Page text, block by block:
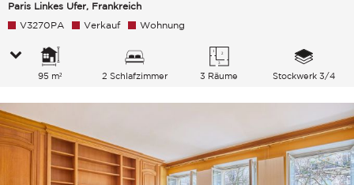
Paris Linkes Ufer, Frankreich
V3270PA Verkauf Wohnung
95 m² 2 Schlafzimmer 3 Räume Stockwerk 3/4